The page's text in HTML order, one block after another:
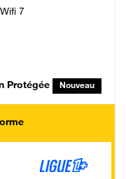
7
Protégée Nouveau